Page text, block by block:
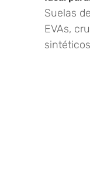
Suelas
EVAs,